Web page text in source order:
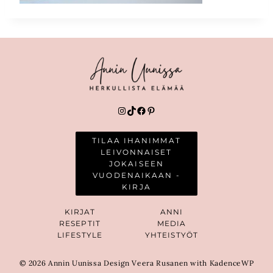
Instagram
TikTok
Facebook
Pinterest
TILAA IHANIMMAT
LEIVONNAISET
JOKAISEEN
VUODENAIKAAN -
KIRJA
KIRJAT
RESEPTIT
LIFESTYLE
ANNI
MEDIA
YHTEISTYÖT
© 2026 Annin Uunissa Design Veera Rusanen with KadenceWP